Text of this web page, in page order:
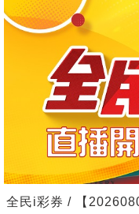
全民i彩券 / 【